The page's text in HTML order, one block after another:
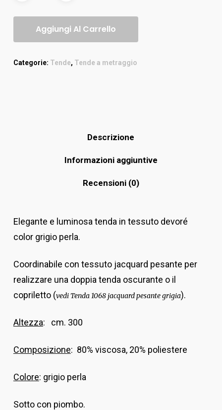
Aggiungi Al Carrello
Categorie: Tende, Tende a metraggio
Descrizione
Informazioni aggiuntive
Recensioni (0)
Elegante e luminosa tenda in tessuto devoré
color grigio perla.
Coordinabile con tessuto jacquard pesante per
realizzare una doppia tenda oscurante o il
copriletto (vedi Tenda 1068 jacquard pesante grigia).
Altezza: cm. 300
Composizione: 80% viscosa, 20% poliestere
Colore: grigio perla
Sotto con piombo.